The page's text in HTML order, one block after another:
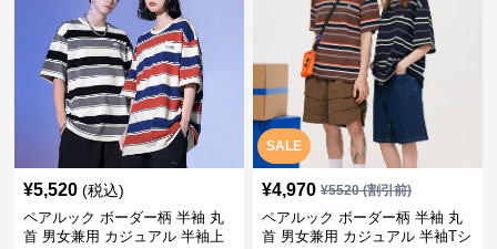
¥5,520 (税込)
ペアルック ボーダー柄 半袖 丸
首 男女兼用 カジュアル 半袖上
SALE
¥4,970 ¥5520(割引前)
ペアルック ボーダー柄 半袖 丸
首 男女兼用 カジュアル 半袖Tシ